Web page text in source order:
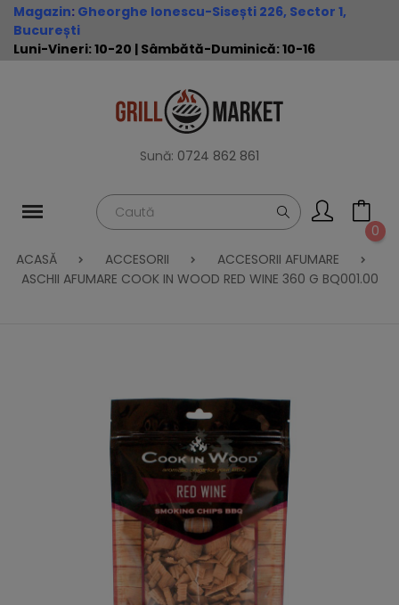
Magazin: Gheorghe Ionescu-Sisești 226, Sector 1,
București
Luni-Vineri: 10-20 | Sâmbătă-Duminică: 10-16
Sună: 0724 862 861
0
ACASĂ
ACCESORII
ACCESORII AFUMARE
ASCHII AFUMARE COOK IN WOOD RED WINE 360 G BQ001.00